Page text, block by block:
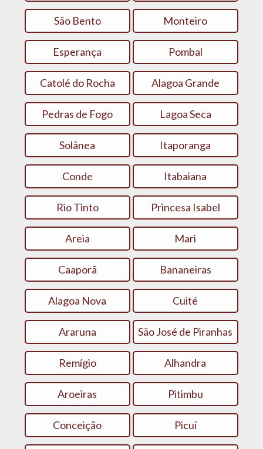
São Bento Monteiro
Esperança Pombal
Catolé do Rocha Alagoa Grande
Pedras de Fogo Lagoa Seca
Solânea Itaporanga
Conde Itabaiana
Rio Tinto Princesa Isabel
Areia Mari
Caaporã Bananeiras
Alagoa Nova Cuité
Araruna São José de Piranhas
Remígio Alhandra
Aroeiras Pitimbu
Conceição Picuí